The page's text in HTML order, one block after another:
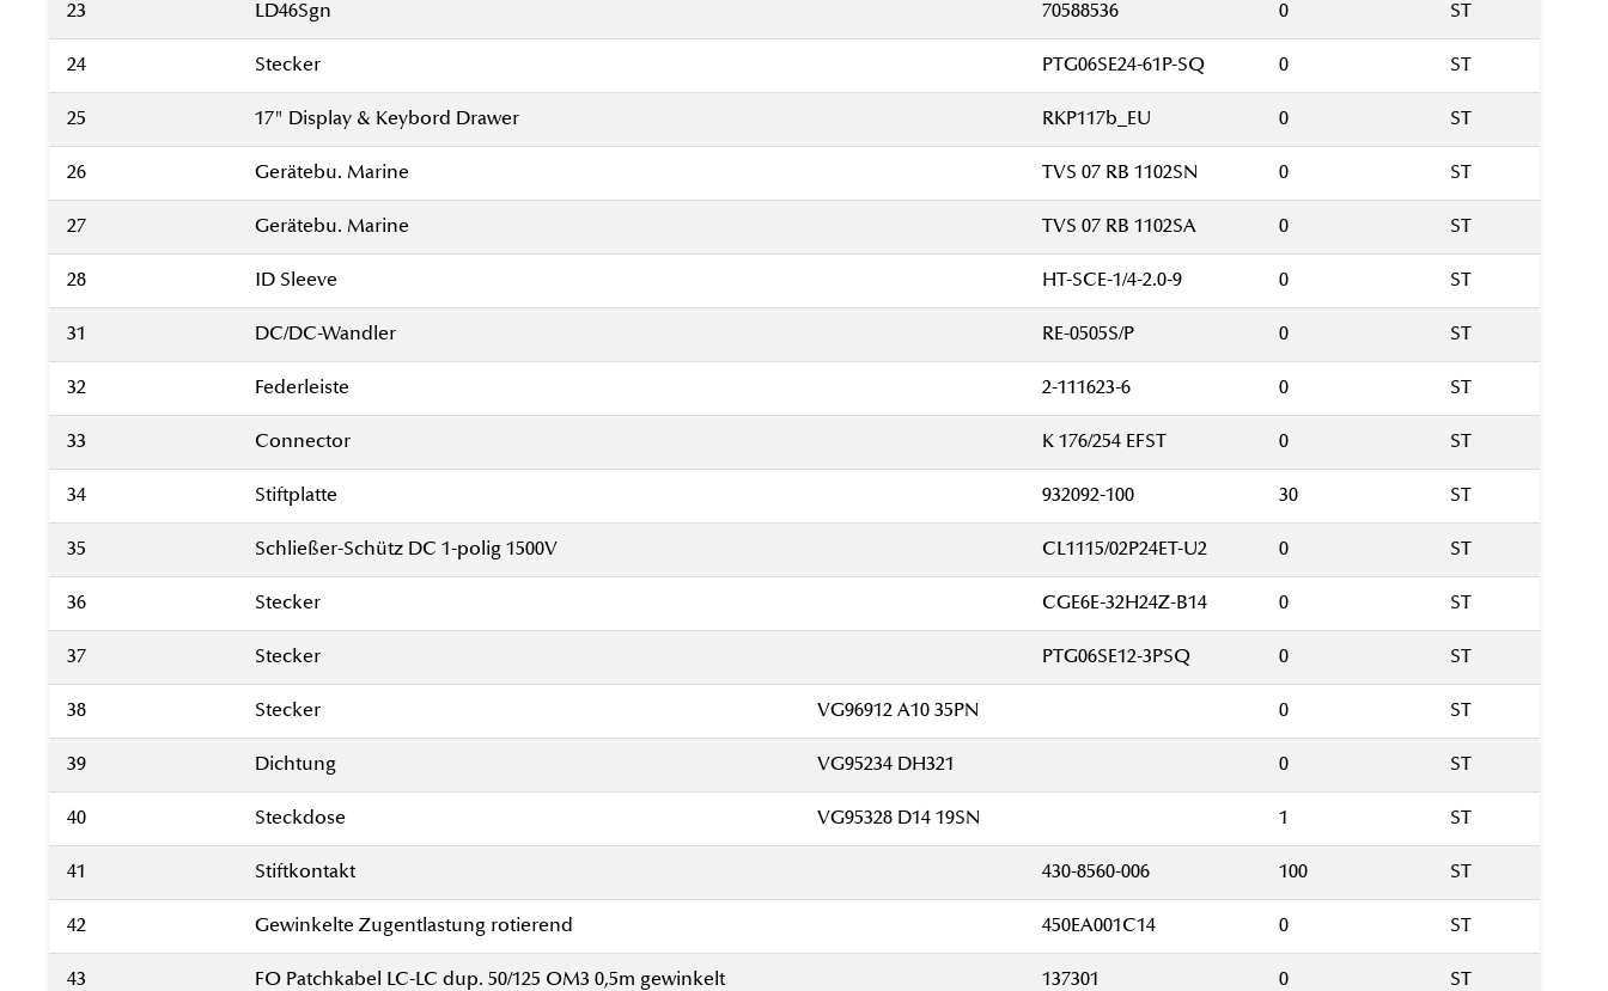
23 LD46Sgn 70588536 0 ST
24 Stecker PTG06SE24-61P-SQ 0 ST
25 17" Display & Keybord Drawer RKP117b_EU 0 ST
26 Gerätebu. Marine TVS 07 RB 1102SN 0 ST
27 Gerätebu. Marine TVS 07 RB 1102SA 0 ST
28 ID Sleeve HT-SCE-1/4-2.0-9 0 ST
31 DC/DC-Wandler RE-0505S/P 0 ST
32 Federleiste 2-111623-6 0 ST
33 Connector K 176/254 EFST 0 ST
34 Stiftplatte 932092-100 30 ST
35 Schließer-Schütz DC 1-polig 1500V CL1115/02P24ET-U2 0 ST
36 Stecker CGE6E-32H24Z-B14 0 ST
37 Stecker PTG06SE12-3PSQ 0 ST
38 Stecker VG96912 A10 35PN 0 ST
39 Dichtung VG95234 DH321 0 ST
40 Steckdose VG95328 D14 19SN 1 ST
41 Stiftkontakt 430-8560-006 100 ST
42 Gewinkelte Zugentlastung rotierend 450EA001C14 0 ST
43 FO Patchkabel LC-LC dup. 50/125 OM3 0,5m gewinkelt 137301 0 ST